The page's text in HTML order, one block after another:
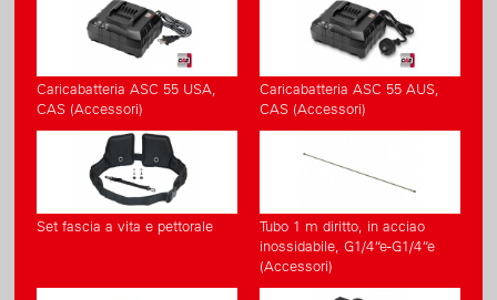
Caricabatteria ASC 55 USA,
CAS (Accessori)
Caricabatteria ASC 55 AUS,
CAS (Accessori)
Set fascia a vita e pettorale
Tubo 1 m diritto, in acciao
inossidabile, G1/4“e-G1/4“e
(Accessori)